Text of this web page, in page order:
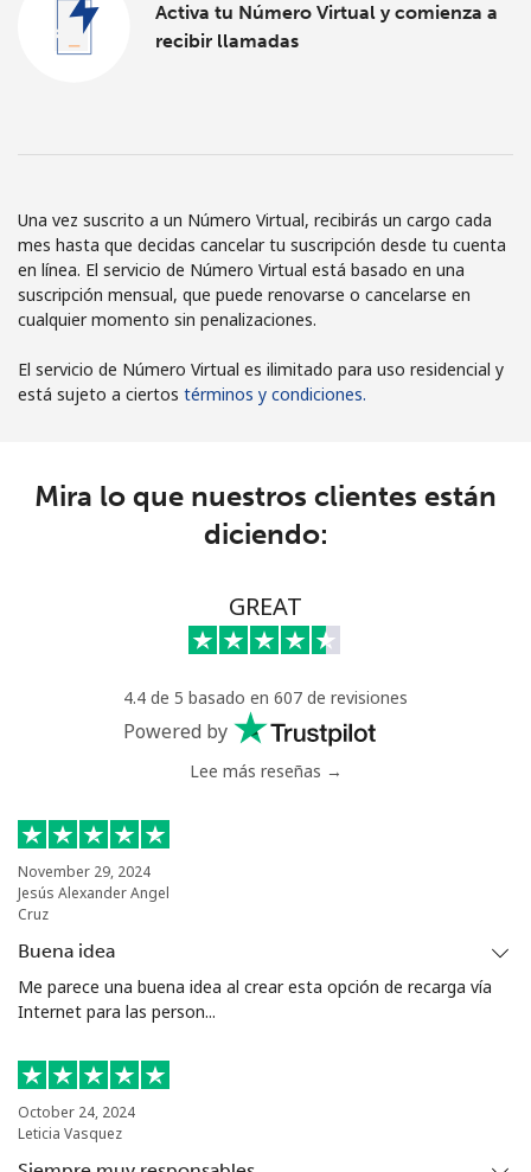
o
Continuar con
Activa tu Número Virtual y comienza a
recibir llamadas
Una vez suscrito a un Número Virtual, recibirás un cargo cada
mes hasta que decidas cancelar tu suscripción desde tu cuenta
en línea. El servicio de Número Virtual está basado en una
suscripción mensual, que puede renovarse o cancelarse en
cualquier momento sin penalizaciones.
El servicio de Número Virtual es ilimitado para uso residencial y
está sujeto a ciertos términos y condiciones.
Mira lo que nuestros clientes están
diciendo:
GREAT
4.4 de 5 basado en 607 de revisiones
Powered by
Lee más reseñas →
November 29, 2024
Jesús Alexander Angel
Cruz
Buena idea
Me parece una buena idea al crear esta opción de recarga vía
Internet para las person...
October 24, 2024
Leticia Vasquez